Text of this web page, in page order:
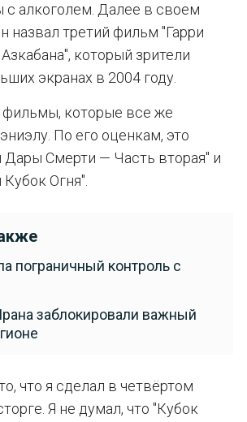
алкоголем. Далее в своем
назвал третий фильм "Гарри
который зрители
экранах в 2004 году.
фильмы, которые все же
По его оценкам, это
Дары Смерти — Часть вторая" и
Огня".
пограничный контроль с
заблокировали важный
что я сделал в четвёртом
Я не думал, что "Кубок